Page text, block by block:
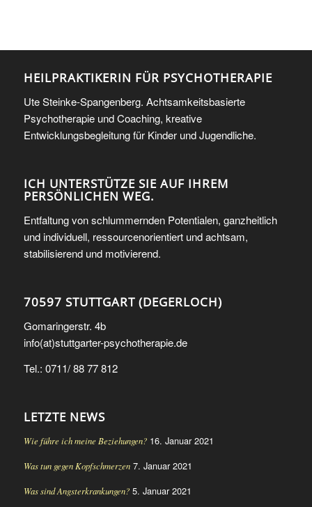
HEILPRAKTIKERIN FÜR PSYCHOTHERAPIE
Ute Steinke-Spangenberg. Achtsamkeitsbasierte
Psychotherapie und Coaching, kreative
Entwicklungsbegleitung für Kinder und Jugendliche.
ICH UNTERSTÜTZE SIE AUF IHREM
PERSÖNLICHEN WEG.
Entfaltung von schlummernden Potentialen, ganzheitlich
und individuell, ressourcenorientiert und achtsam,
stabilisierend und motivierend.
70597 STUTTGART (DEGERLOCH)
Gomaringerstr. 4b
info(at)stuttgarter-psychotherapie.de
Tel.: 0711/ 88 77 812
LETZTE NEWS
Wie führe ich meine Beziehungen? 16. Januar 2021
Was tun gegen Kopfschmerzen 7. Januar 2021
Was sind Angsterkrankungen? 5. Januar 2021